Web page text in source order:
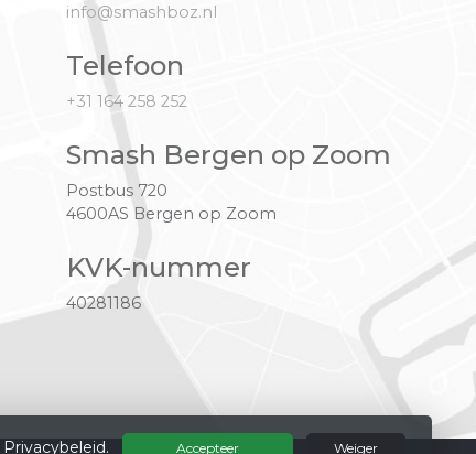
info@smashboz.nl
Telefoon
+31 164 258 252
Smash Bergen op Zoom
Postbus 720
4600AS Bergen op Zoom
KVK-nummer
40281186
Privacybeleid. Accepteer Weiger